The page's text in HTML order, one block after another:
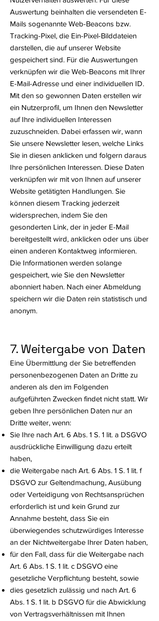
Auswertung beinhalten die versendeten E-
Mails sogenannte Web-Beacons bzw.
Tracking-Pixel, die Ein-Pixel-Bilddateien
darstellen, die auf unserer Website
gespeichert sind. Für die Auswertungen
verknüpfen wir die Web-Beacons mit Ihrer
E-Mail-Adresse und einer individuellen ID.
Mit den so gewonnen Daten erstellen wir
ein Nutzerprofil, um Ihnen den Newsletter
auf Ihre individuellen Interessen
zuzuschneiden. Dabei erfassen wir, wann
Sie unsere Newsletter lesen, welche Links
Sie in diesen anklicken und folgern daraus
Ihre persönlichen Interessen. Diese Daten
verknüpfen wir mit von Ihnen auf unserer
Website getätigten Handlungen. Sie
können diesem Tracking jederzeit
widersprechen, indem Sie den
gesonderten Link, der in jeder E-Mail
bereitgestellt wird, anklicken oder uns über
einen anderen Kontaktweg informieren.
Die Informationen werden solange
gespeichert, wie Sie den Newsletter
abonniert haben. Nach einer Abmeldung
speichern wir die Daten rein statistisch und
anonym.
7. Weitergabe von Daten
Eine Übermittlung der Sie betreffenden
personenbezogenen Daten an Dritte zu
anderen als den im Folgenden
aufgeführten Zwecken findet nicht statt. Wir
geben Ihre persönlichen Daten nur an
Dritte weiter, wenn:
Sie Ihre nach Art. 6 Abs. 1 S. 1 lit. a DSGVO
ausdrückliche Einwilligung dazu erteilt
haben,
die Weitergabe nach Art. 6 Abs. 1 S. 1 lit. f
DSGVO zur Geltendmachung, Ausübung
oder Verteidigung von Rechtsansprüchen
erforderlich ist und kein Grund zur
Annahme besteht, dass Sie ein
überwiegendes schutzwürdiges Interesse
an der Nichtweitergabe Ihrer Daten haben,
für den Fall, dass für die Weitergabe nach
Art. 6 Abs. 1 S. 1 lit. c DSGVO eine
gesetzliche Verpflichtung besteht, sowie
dies gesetzlich zulässig und nach Art. 6
Abs. 1 S. 1 lit. b DSGVO für die Abwicklung
von Vertragsverhältnissen mit Ihnen